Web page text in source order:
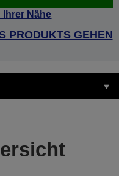
Nähe
PRODUKTS GEHEN